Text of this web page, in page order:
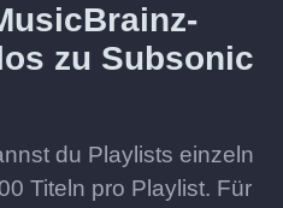
zu Subsonic
du Playlists einzeln
Titeln pro Playlist. Für